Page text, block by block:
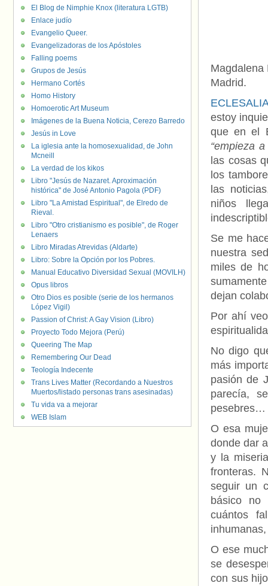
Magdalena
Madrid.
estoy
que en el
“empieza
las cosas
los
las
niños
Se me
nuestra
miles de
dejan
Por ahí
No digo
más
pasión de
parecía,
pesebres…
O esa
donde dar
y la
fronteras.
seguir un
básico no
cuántos
O ese
se
con sus
El Blog de Nimphie Knox (literatura LGTB)
Enlace judío
Evangelio Queer.
Evangelizadoras de los Apóstoles
Falling poems
Grupos de Jesús
Hermano Cortés
Homo History
Homoerotic Art Museum
Imágenes de la Buena Noticia, Cerezo Barredo
Jesús in Love
La iglesia ante la homosexualidad, de John
Mcneill
La verdad de los kikos
Libro "Jesús de Nazaret. Aproximación
histórica" de José Antonio Pagola (PDF)
Libro "La Amistad Espiritual", de Elredo de
Rieval.
Libro "Otro cristianismo es posible", de Roger
Lenaers
Libro Miradas Atrevidas (Aldarte)
Libro: Sobre la Opción por los Pobres.
Manual Educativo Diversidad Sexual (MOVILH)
Opus libros
Otro Dios es posible (serie de los hermanos
López Vigil)
Passion of Christ: A Gay Vision (Libro)
Proyecto Todo Mejora (Perú)
Queering The Map
Remembering Our Dead
Teología Indecente
Trans Lives Matter (Recordando a Nuestros
Muertos/listado personas trans asesinadas)
Tu vida va a mejorar
WEB Islam